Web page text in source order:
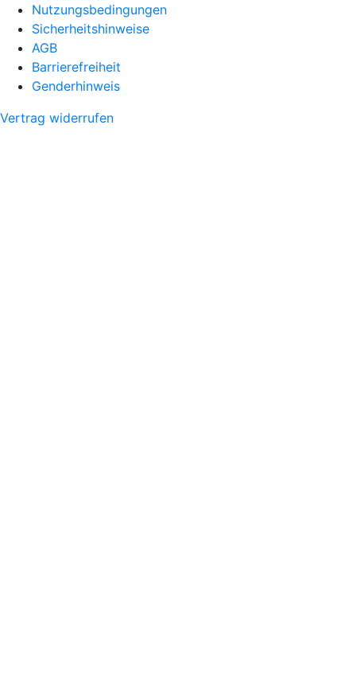
Nutzungsbedingungen
Sicherheitshinweise
AGB
Barrierefreiheit
Genderhinweis
Vertrag widerrufen